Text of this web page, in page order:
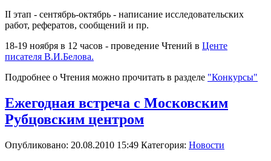
II этап - сентябрь-октябрь - написание исследовательских
работ, рефератов, сообщений и пр.
18-19 ноября в 12 часов - проведение Чтений в Центе
писателя В.И.Белова.
Подробнее о Чтения можно прочитать в разделе "Конкурсы"
Ежегодная встреча с Московским
Рубцовским центром
Опубликовано: 20.08.2010 15:49 Категория: Новости